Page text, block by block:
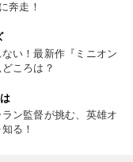
奔走！
い！最新作『ミニオン
ころは？
ン監督が挑む、英雄オ
る！